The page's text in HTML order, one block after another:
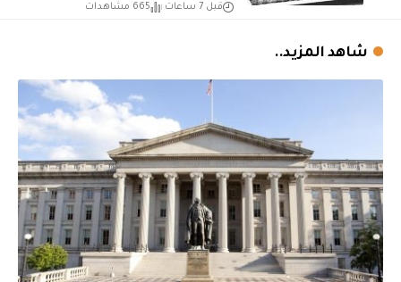
قبل 7 ساعات 665 مشاهدات
شاهد المزيد..